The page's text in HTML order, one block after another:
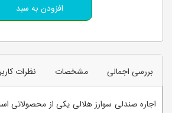
بررسی اجمالی مشخصات نظرات
اجاره صندلی سوارز هلالی یکی از محصولاتی